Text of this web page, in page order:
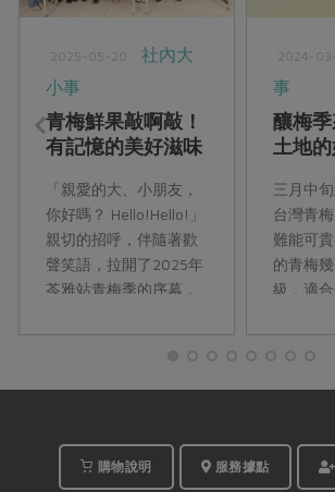
2025-05-20
社內大
小事
青梅鮮果敲啊敲！
有記憶的美好滋味
「親愛的大、小朋友，
你好嗎？ Hello!Hello!」
親切的招呼，伴隨著歡
聲笑語，拉開了2025年
苓雅站青梅季的序幕，
週三，增加了四位學齡
的孩子陪同媽媽一起參
與。於是，苓雅綠食之
的二樓教室熱鬧展開。
2024-
事
釀梅
土地
三月中
台灣青
難能可
的青梅
級，適
適合不
美好的
購物說明 服務據點